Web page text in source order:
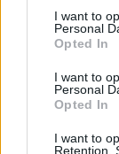
consent section.
I want to
Personal
Opted In
I want to
Personal
Opted In
I want to
Retention,